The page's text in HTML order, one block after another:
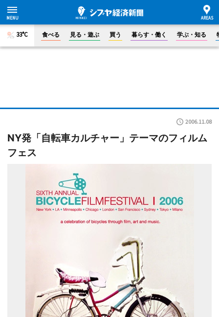
33°C 食べる 見る・遊ぶ 買う 暮らす・働く 学ぶ・知る
2006.11.08
NY発「自転車カルチャー」テーマのフィルム
フェス